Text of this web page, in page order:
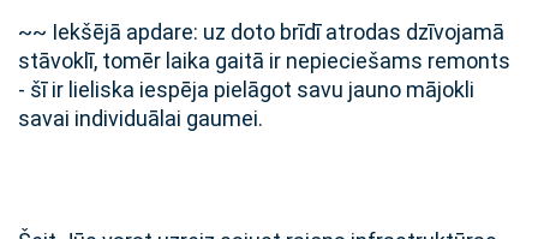
~~ Iekšējā apdare: uz doto brīdī atrodas dzīvojamā
stāvoklī, tomēr laika gaitā ir nepieciešams remonts
- šī ir lieliska iespēja pielāgot savu jauno mājokli
savai individuālai gaumei.